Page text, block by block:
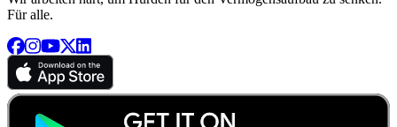
Für alle.